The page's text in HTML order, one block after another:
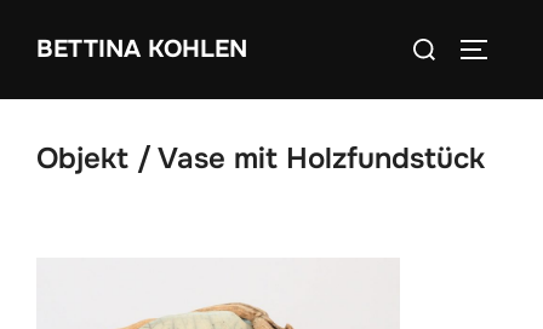
InhaltBETTINA KOHLEN
Suchen
Objekt / Vase mit Holzfundstück